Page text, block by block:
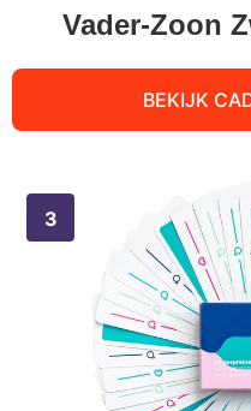
Vader-Zoon
BEKIJK